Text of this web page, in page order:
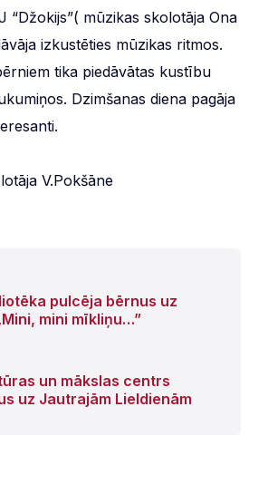
“Džokijs”( mūzikas skolotāja Ona
izkustēties mūzikas ritmos.
tika piedāvātas kustību
Dzimšanas diena pagāja
V.Pokšāne
pulcēja bērnus uz
mini mīkliņu…”
un mākslas centrs
uz Jautrajām Lieldienām